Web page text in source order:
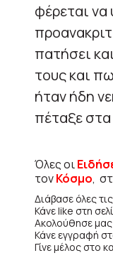
φέρεται
πατήσει
τους και
ήταν ήδη
πέταξε
Όλες οι
τονΚόσμο,
Διάβασε όλες
Κάνε like στη
Ακολούθησε
Κάνε εγγραφή
Γίνε μέλος στο